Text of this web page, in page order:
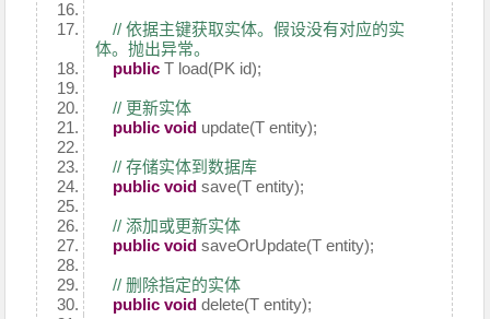
// 依据主键获取实体。假设没有对应的实
体。抛出异常。
public T load(PK id);
// 更新实体
public void update(T entity);
// 存储实体到数据库
public void save(T entity);
// 添加或更新实体
public void saveOrUpdate(T entity);
// 删除指定的实体
public void delete(T entity);